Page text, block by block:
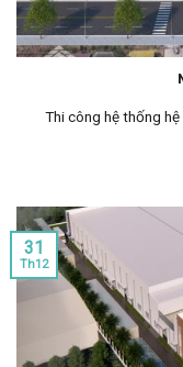
Thi công hệ thống
31
Th12